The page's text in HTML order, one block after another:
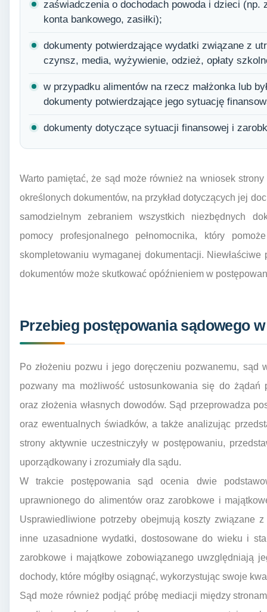
zaświadczenia o dochodach powoda i dzieci
konta bankowego, zasiłki);
dokumenty potwierdzające wydatki związane z
czynsz, media, wyżywienie, odzież, opłaty
w przypadku alimentów na rzecz małżonka lub
dokumenty potwierdzające jego sytuację
dokumenty dotyczące sytuacji finansowej i
Warto pamiętać, że sąd może również na wniosek
określonych dokumentów, na przykład dotyczących jej
samodzielnym zebraniem wszystkich niezbędnych
pomocy profesjonalnego pełnomocnika, który
skompletowaniu wymaganej dokumentacji.
dokumentów może skutkować opóźnieniem w
Przebieg postępowania sądowego
Po złożeniu pozwu i jego doręczeniu pozwanemu, sąd
pozwany ma możliwość ustosunkowania się do żądań
oraz złożenia własnych dowodów. Sąd przeprowadza
oraz ewentualnych świadków, a także analizując
strony aktywnie uczestniczyły w postępowaniu,
uporządkowany i zrozumiały dla sądu.
W trakcie postępowania sąd ocenia dwie
uprawnionego do alimentów oraz zarobkowe i
Usprawiedliwione potrzeby obejmują koszty związane
inne uzasadnione wydatki, dostosowane do wieku i
zarobkowe i majątkowe zobowiązanego uwzględniają
dochody, które mógłby osiągnąć, wykorzystując swoje
Sąd może również podjąć próbę mediacji między